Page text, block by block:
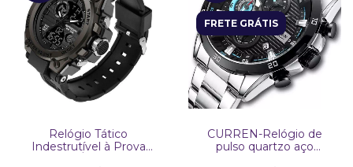
Relógio Tático
Indestrutível à Prova
FRETE GRÁTIS
CURREN-Relógio de
pulso quartzo aço